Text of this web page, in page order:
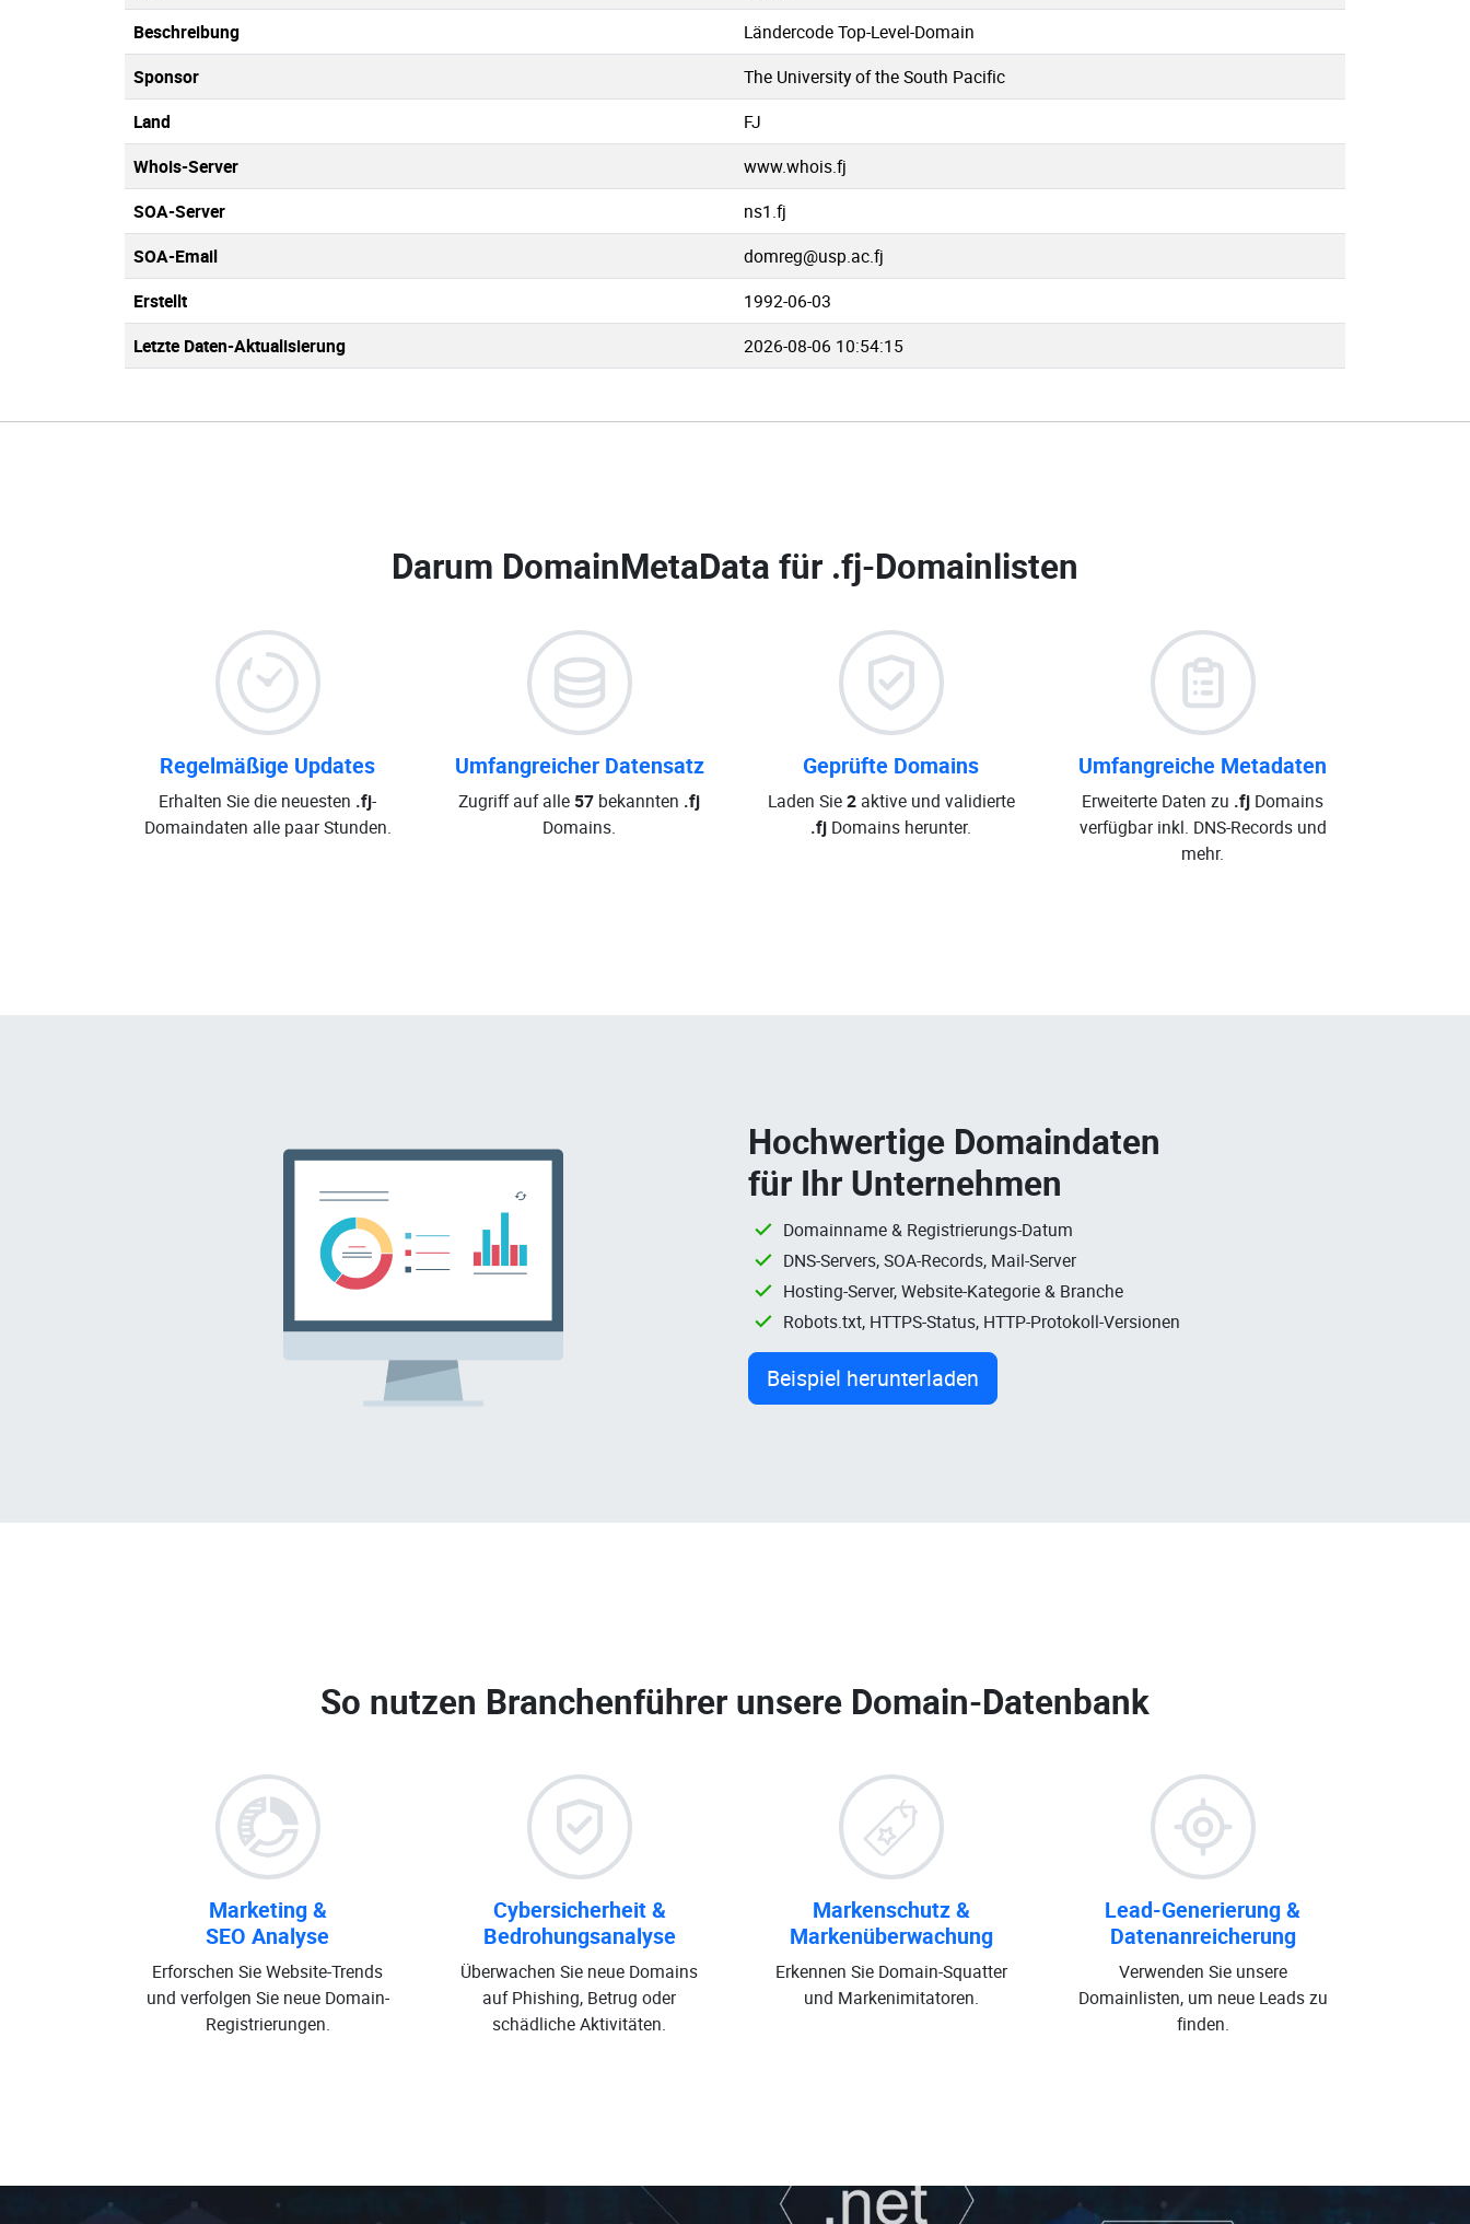
Beschreibung
Ländercode Top-Level-Domain
Sponsor
The University of the South Pacific
Land
FJ
Whois-Server
www.whois.fj
SOA-Server
ns1.fj
SOA-Email
domreg@usp.ac.fj
Erstellt
1992-06-03
Letzte Daten-Aktualisierung
2026-08-06 10:54:15
Darum DomainMetaData für .fj-Domainlisten
Regelmäßige Updates
Erhalten Sie die neuesten .fj-
Domaindaten alle paar Stunden.
Umfangreicher Datensatz
Zugriff auf alle 57 bekannten .fj
Domains.
Geprüfte Domains
Laden Sie2aktive und validierte
.fj Domains herunter.
Umfangreiche Metadaten
Erweiterte Daten zu .fj Domains
verfügbar inkl. DNS-Records und
mehr.
Hochwertige Domaindaten
für Ihr Unternehmen
Domainname & Registrierungs-Datum
DNS-Servers, SOA-Records, Mail-Server
Hosting-Server, Website-Kategorie & Branche
Robots.txt, HTTPS-Status, HTTP-Protokoll-Versionen
Beispiel herunterladen
So nutzen Branchenführer unsere Domain-Datenbank
Marketing &
SEO Analyse
Erforschen Sie Website-Trends
und verfolgen Sie neue Domain-
Registrierungen.
Cybersicherheit &
Bedrohungsanalyse
Überwachen Sie neue Domains
auf Phishing, Betrug oder
schädliche Aktivitäten.
Markenschutz &
Markenüberwachung
Erkennen Sie Domain-Squatter
und Markenimitatoren.
Lead-Generierung &
Datenanreicherung
Verwenden Sie unsere
Domainlisten, um neue Leads zu
finden.